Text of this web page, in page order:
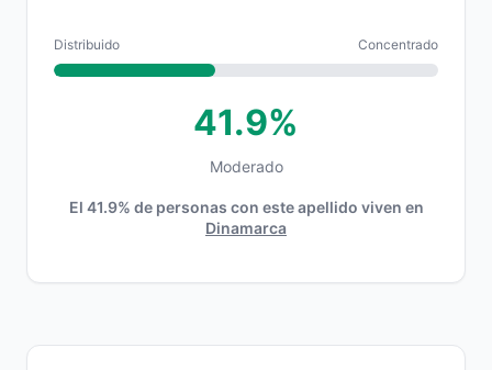
Distribuido Concentrado
41.9%
Moderado
El 41.9% de personas con este apellido viven en
Dinamarca